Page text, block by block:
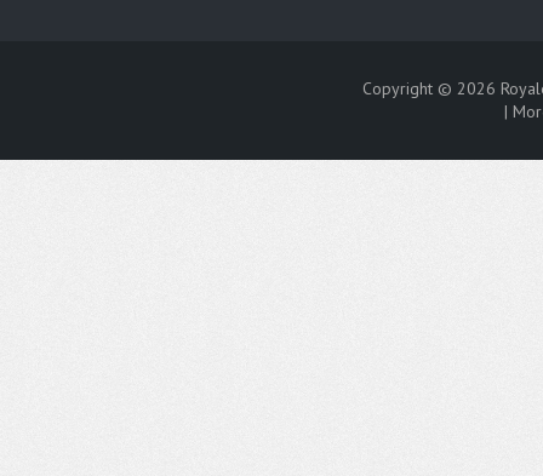
Copyright © 2026
|